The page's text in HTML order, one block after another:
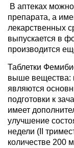
В аптеках
препарата, а
лекарственных
выпускается в
производится
Таблетки
выше вещества:
являются
подготовки к
имеет
улучшение
недели (II
количестве 200